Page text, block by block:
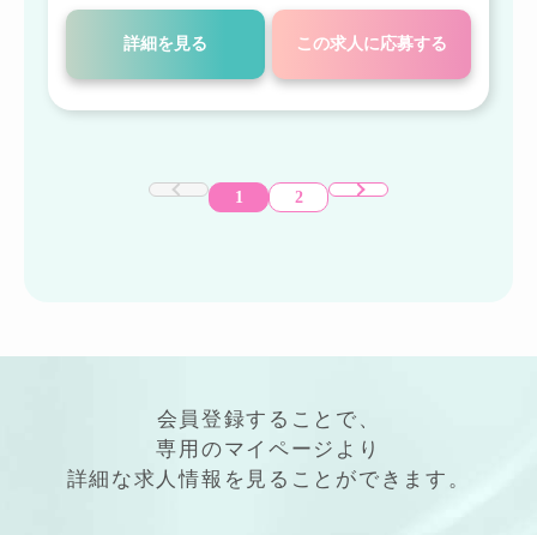
詳細を見る この求人に応募する
1 2
会員登録することで、
専用のマイページ より
詳細 な求人情報 を見ることができます。